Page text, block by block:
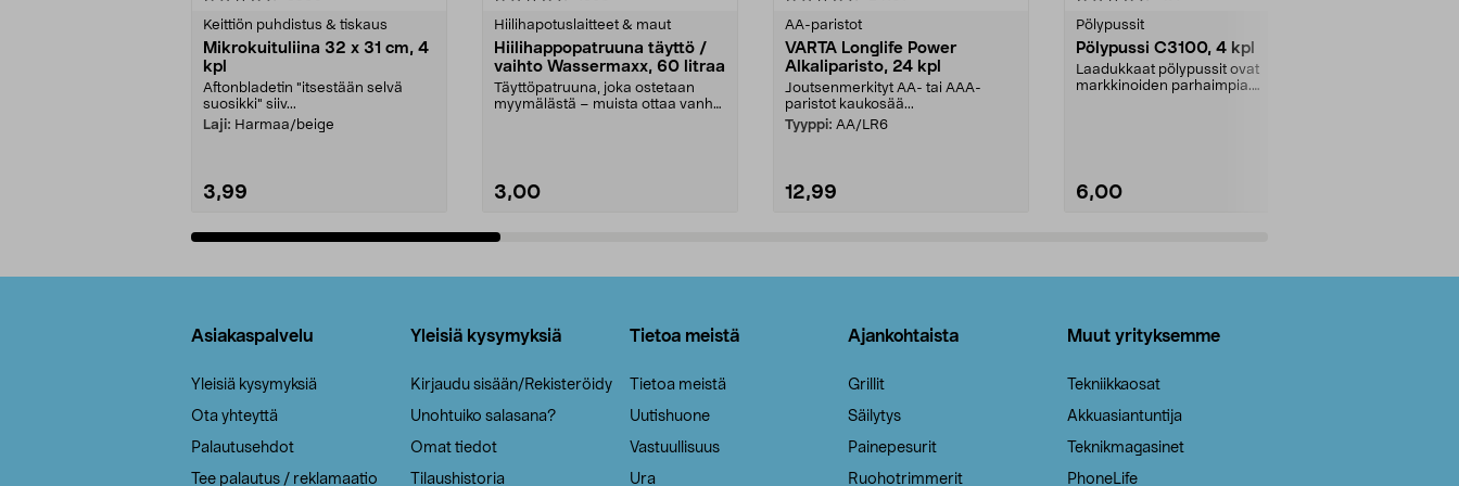
Keittiön puhdistus & tiskaus
Mikrokuituliina 32 x 31 cm, 4
kpl
Aftonbladetin "itsestään selvä
suosikki" siiv...
Laji: Harmaa/beige
3,99
Hiilihapotuslaitteet & maut
Hiilihappopatruuna täyttö /
vaihto Wassermaxx, 60 litraa
Täyttöpatruuna, joka ostetaan
myymälästä – muista ottaa vanha
3,00
AA-paristot
VARTA Longlife Power
Alkaliparisto, 24 kpl
Joutsenmerkityt AA- tai AAA-
paristot kaukosää...
Tyyppi: AA/LR6
12,99
Pölypussit
Pölypussi C3100, 4 kpl
Laadukkaat pölypussit ovat
markkinoiden parhaimpia.
6,00
Asiakaspalvelu
Yleisiä kysymyksiä
Ota yhteyttä
Palautusehdot
Tee palautus / reklamaatio
Yleisiä kysymyksiä
Kirjaudu sisään/Rekisteröidy
Unohtuiko salasana?
Omat tiedot
Tilaushistoria
Tietoa meistä
Tietoa meistä
Uutishuone
Vastuullisuus
Ura
Ajankohtaista
Grillit
Säilytys
Painepesurit
Ruohotrimmerit
Muut yrityksemme
Tekniikkaosat
Akkuasiantuntija
Teknikmagasinet
PhoneLife